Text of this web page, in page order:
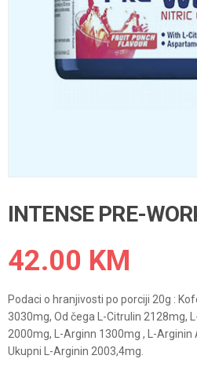
INTENSE PRE-
42.00 KM
Podaci o hranjivosti po porciji 20g :
3030mg, Od čega L-Citrulin 2128mg,
2000mg, L-Arginn 1300mg , L-
Ukupni L-Arginin 2003,4mg.